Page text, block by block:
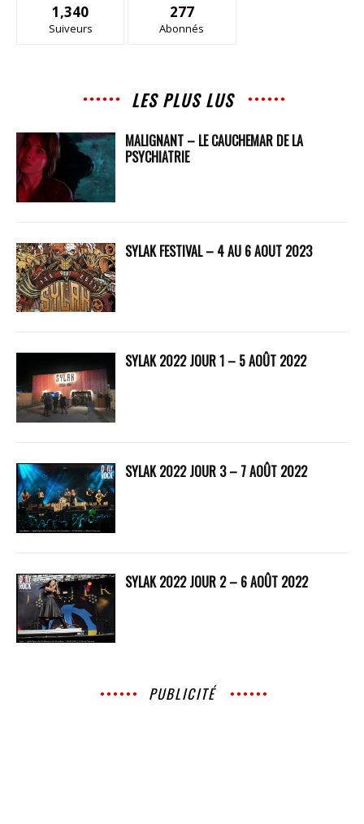
1,340
Suiveurs
277
Abonnés
LES PLUS LUS
MALIGNANT – LE CAUCHEMAR DE LA
PSYCHIATRIE
SYLAK FESTIVAL – 4 AU 6 AOUT 2023
SYLAK 2022 JOUR 1 – 5 AOÛT 2022
SYLAK 2022 JOUR 3 – 7 AOÛT 2022
SYLAK 2022 JOUR 2 – 6 AOÛT 2022
PUBLICITÉ